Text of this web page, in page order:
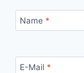
Name *
E-Mail *